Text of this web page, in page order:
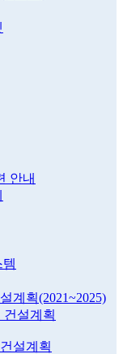
안내
계획(2021~2025)
건설계획
설계획